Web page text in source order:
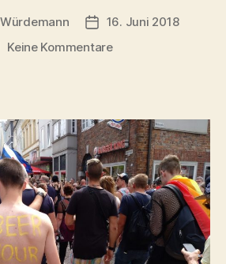
Beitragsdatum
16. Juni 2018
Keine Kommentarezu